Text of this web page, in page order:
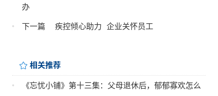
办
下一篇
疾控倾心助力  企业关怀员工
相关推荐
《忘忧小铺》第十三集：父母退休后，郁郁寡欢怎么